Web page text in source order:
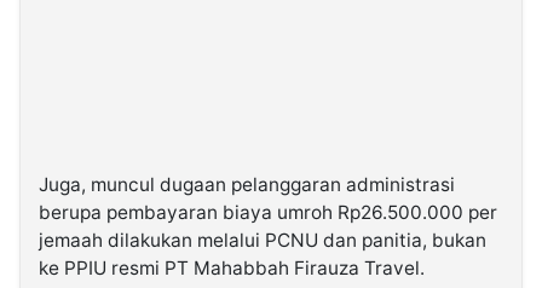
Juga, muncul dugaan pelanggaran administrasi
berupa pembayaran biaya umroh Rp26.500.000 per
jemaah dilakukan melalui PCNU dan panitia, bukan
ke PPIU resmi PT Mahabbah Firauza Travel.